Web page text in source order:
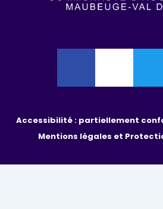
Accessibilité : partiellement
Mentions légales et